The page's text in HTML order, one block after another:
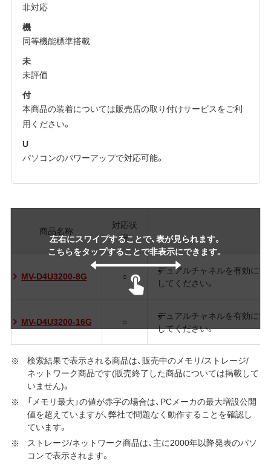
非対応
機
同等機能標準搭載
未
未評価
付
本商品の装着については販売店の取り付けサービスをご利
用ください。
U
パソコンのパワーアップで対応可能。
左右にスワイプすることで、表が見られます。
こちらをタップすることで非表示にできます。
商品名称
対応状
況
MV-D4U3200-8G ○
デュアルチャネルを有効にす
してください。
MV-D4U3200-16G ○
デュアルチャネルを有効にす
してください。
検索結果で表示される商品は、販売中のメモリ/ストレージ/
ネットワーク商品です(販売終了した商品については掲載して
いません)。
「メモリ最大」の値が赤字の場合は、PCメーカの最大増設公開
値を超えていますが、弊社で問題なく動作することを確認し
ています。
ストレージ/ネットワーク商品は、主に2000年以降発表のパソ
コンで表示されます。